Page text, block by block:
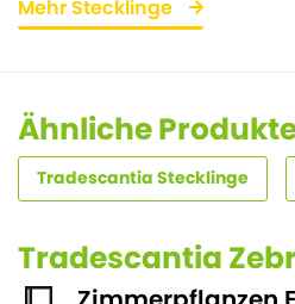
Mehr Stecklinge
Ähnliche
Tradescantia Stecklinge
Tradescantia